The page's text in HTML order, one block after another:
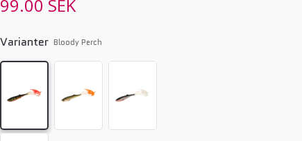
99.00 SEK
Varianter Bloody Perch